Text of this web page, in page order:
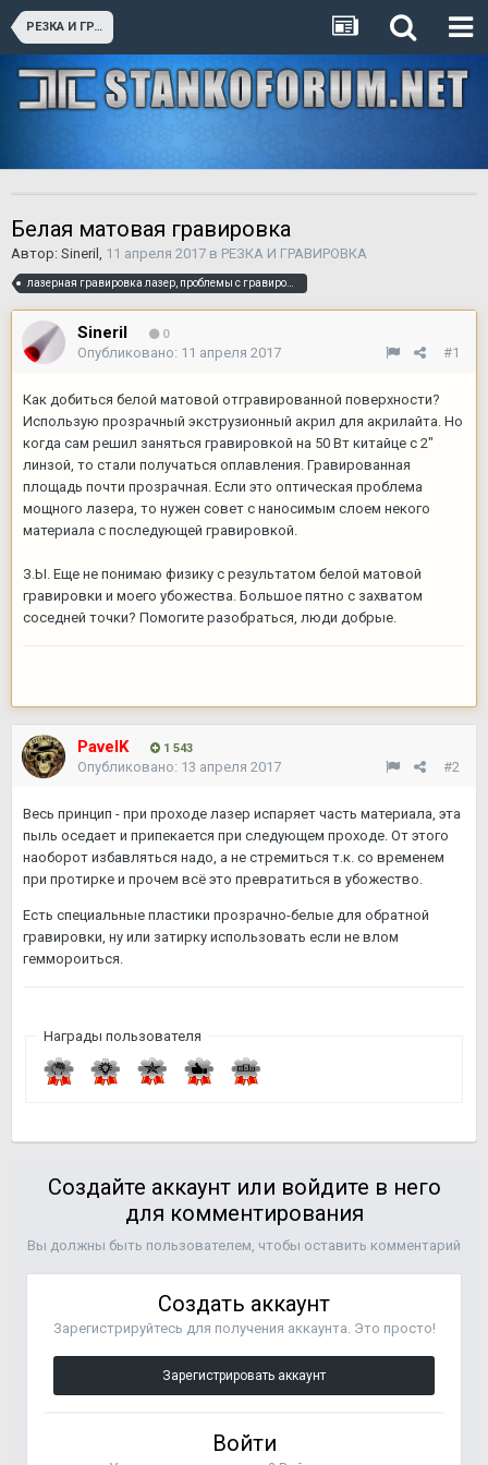
РЕЗКА И ГРАВИРОВКА
Белая матовая гравировка
Автор: Sineril , 11 апреля 2017 в РЕЗКА И ГРАВИРОВКА
Sineril 0
#1
Опубликовано: 11 апреля 2017
Как добиться белой матовой отгравированной поверхности?
Использую прозрачный экструзионный акрил для акрилайта. Но
когда сам решил заняться гравировкой на 50 Вт китайце с 2"
линзой, то стали получаться оплавления. Гравированная
площадь почти прозрачная. Если это оптическая проблема
мощного лазера, то нужен совет с наносимым слоем некого
материала с последующей гравировкой.
З.Ы. Еще не понимаю физику с результатом белой матовой
гравировки и моего убожества. Большое пятно с захватом
соседней точки? Помогите разобраться, люди добрые.
PavelK 1 543
#2
Опубликовано: 13 апреля 2017
Весь принцип - при проходе лазер испаряет часть материала, эта
пыль оседает и припекается при следующем проходе. От этого
наоборот избавляться надо, а не стремиться т.к. со временем
при протирке и прочем всё это превратиться в убожество.
Есть специальные пластики прозрачно-белые для обратной
гравировки, ну или затирку использовать если не влом
геммороиться.
Награды пользователя
Создайте аккаунт или войдите в него
для комментирования
Вы должны быть пользователем, чтобы оставить комментарий
Создать аккаунт
Зарегистрируйтесь для получения аккаунта. Это просто!
Зарегистрировать аккаунт
Войти